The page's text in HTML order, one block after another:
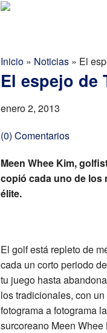
Inicio » Noticias » El
El espejo de
enero 2, 2013
(0) Comentarios
Meen Whee Kim,
copió cada uno de los
élite.
El golf está repleto de
cada un corto periodo
tu juego hasta
los tradicionales, con
fotograma a fotograma
surcoreano Meen Whee